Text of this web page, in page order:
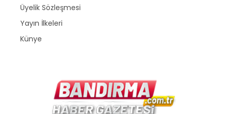
Üyelik Sözleşmesi
Yayın İlkeleri
Künye